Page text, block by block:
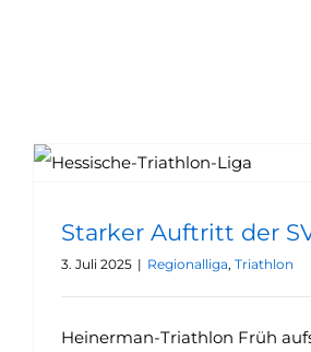
Starker Auftritt der
3. Juli 2025 | Regionalliga, Triathlon
Heinerman-Triathlon Früh